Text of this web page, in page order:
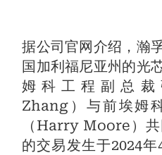
据公司官网介绍，瀚
国加利福尼亚州的光
姆科工程副总裁
Zhang）与前埃姆
（Harry Moore）
的交易发生于2024